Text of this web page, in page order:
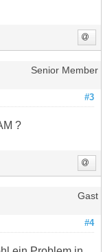
Senior Member
#3
?
Gast
#4